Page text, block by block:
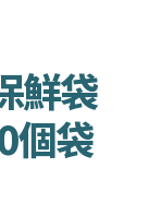
鮮袋
個袋